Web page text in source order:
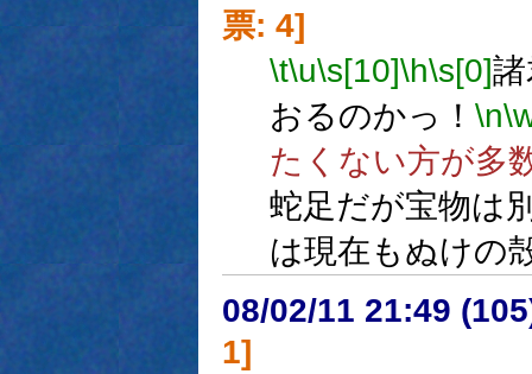
票: 4]
\t\u\s[10]\h\s[0]
おるのかっ！ \n
たくない方が多
蛇足だが宝物は
は現在もぬけの
08/02/11 21:49
1]